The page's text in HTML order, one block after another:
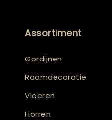
Assortiment
Gordijnen
Raamdecoratie
Vloeren
Horren